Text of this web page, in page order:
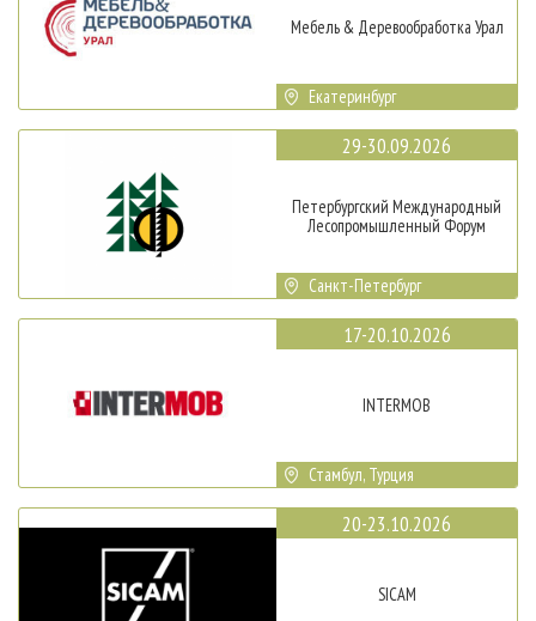
Мебель & Деревообработка Урал
Екатеринбург
29-30.09.2026
Петербургский Международный
Лесопромышленный Форум
Санкт-Петербург
17-20.10.2026
INTERMOB
Стамбул, Турция
20-23.10.2026
SICAM